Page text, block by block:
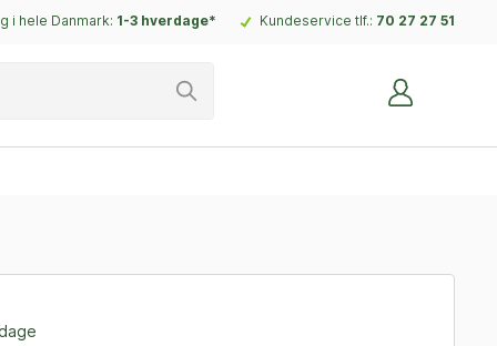
i hele Danmark: 1-3 hverdage* Kundeservice tlf.: 70 27 27 51